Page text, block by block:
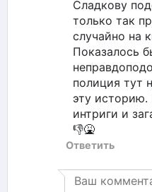
Сладкову
только так
случайно на
Показалось
полиция тут
эту историю.
интриги и
👎🤮
Ответить